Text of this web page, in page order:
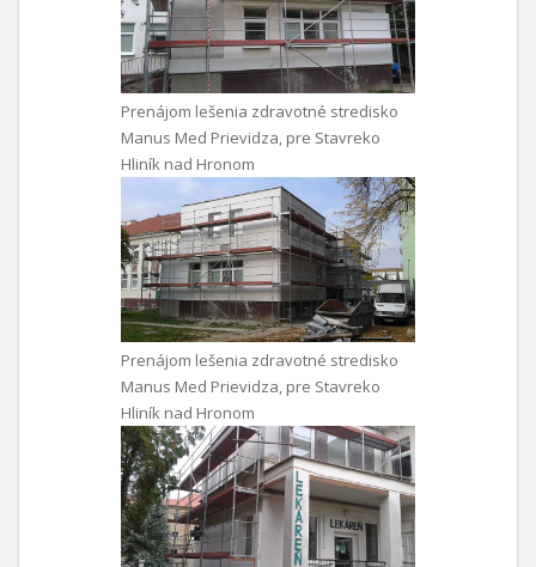
Prenájom lešenia zdravotné stredisko
Manus Med Prievidza, pre Stavreko
Hliník nad Hronom
Prenájom lešenia zdravotné stredisko
Manus Med Prievidza, pre Stavreko
Hliník nad Hronom